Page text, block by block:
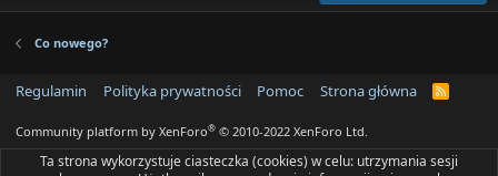
Co nowego?
Regulamin Polityka prywatności Pomoc Strona główna
R
Community platform by XenForo® © 2010-2022 XenForo Ltd.
Ta strona wykorzystuje ciasteczka (cookies) w celu: utrzymania sesji